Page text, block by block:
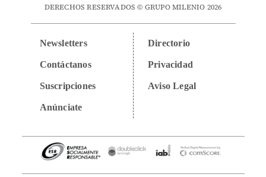
DERECHOS RESERVADOS © GRUPO MILENIO 2026
Newsletters
Contáctanos
Suscripciones
Anúnciate
Directorio
Privacidad
Aviso Legal